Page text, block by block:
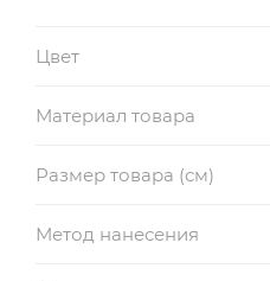
Цвет
Материал товара
Размер товара (см)
Метод нанесения